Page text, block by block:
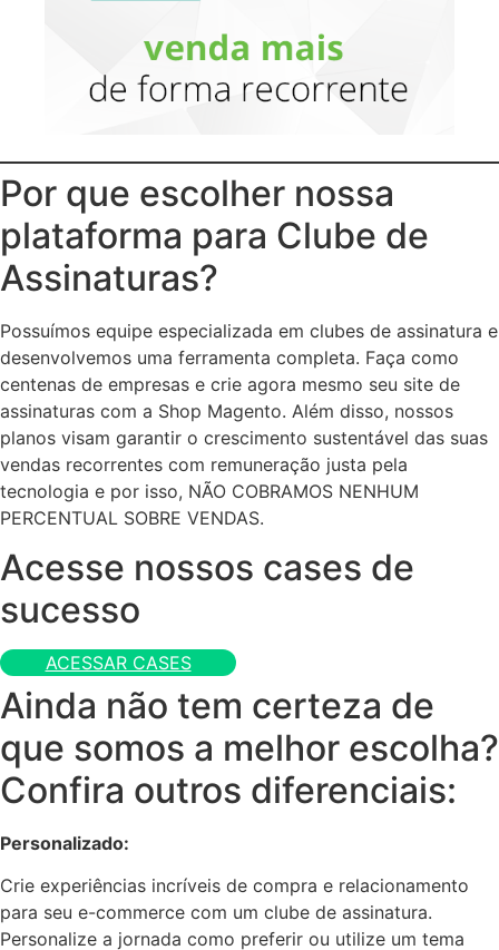
Por que escolher nossa
plataforma para Clube de
Assinaturas?
Possuímos equipe especializada em clubes de assinatura e
desenvolvemos uma ferramenta completa. Faça como
centenas de empresas e crie agora mesmo seu site de
assinaturas com a Shop Magento. Além disso, nossos
planos visam garantir o crescimento sustentável das suas
vendas recorrentes com remuneração justa pela
tecnologia e por isso, NÃO COBRAMOS NENHUM
PERCENTUAL SOBRE VENDAS.
Acesse nossos cases de
sucesso
ACESSAR CASES
Ainda não tem certeza de
que somos a melhor escolha?
Confira outros diferenciais:
Personalizado:
Crie experiências incríveis de compra e relacionamento
para seu e-commerce com um clube de assinatura.
Personalize a jornada como preferir ou utilize um tema